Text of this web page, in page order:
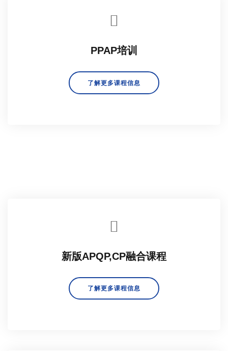
PPAP培训
了解更多课程信息
新版APQP,CP融合课程
了解更多课程信息